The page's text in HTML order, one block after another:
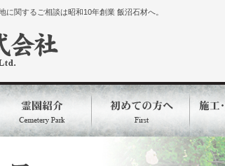
に関するご相談は昭和10年創業 飯沼石材へ。